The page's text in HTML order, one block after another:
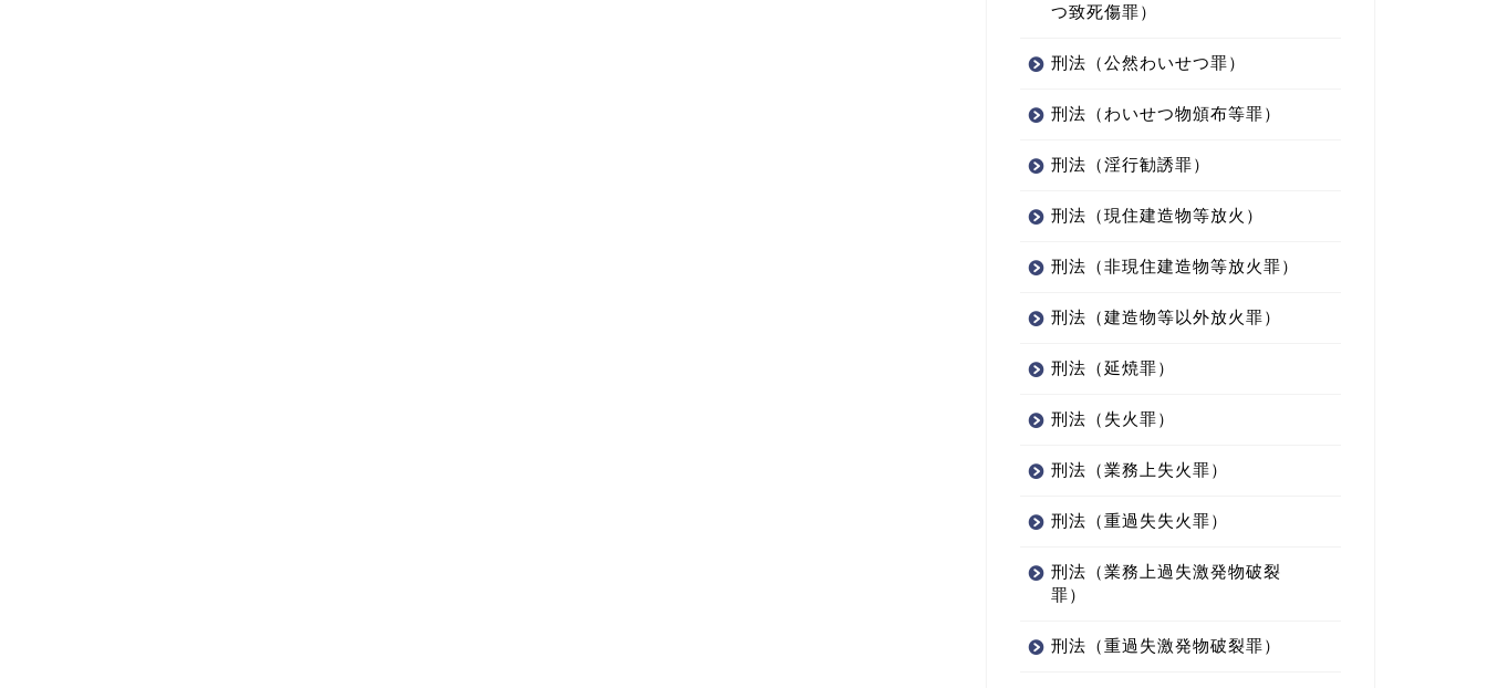
つ致死傷罪）
刑法（公然わいせつ罪）
刑法（わいせつ物頒布等罪）
刑法（淫行勧誘罪）
刑法（現住建造物等放火）
刑法（非現住建造物等放火罪）
刑法（建造物等以外放火罪）
刑法（延焼罪）
刑法（失火罪）
刑法（業務上失火罪）
刑法（重過失失火罪）
刑法（業務上過失激発物破裂
罪）
刑法（重過失激発物破裂罪）